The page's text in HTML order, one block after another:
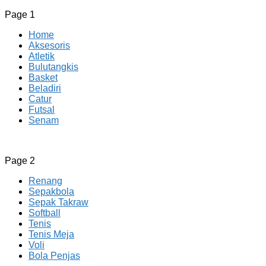
Page 1
Home
Aksesoris
Atletik
Bulutangkis
Basket
Beladiri
Catur
Futsal
Senam
CV JAYA BERSAMA Co Id
Menyediakan Semua Perlengkapan Olahraga Yang
Page 2
Renang
Sepakbola
Sepak Takraw
Softball
Tenis
Tenis Meja
Voli
Bola Penjas